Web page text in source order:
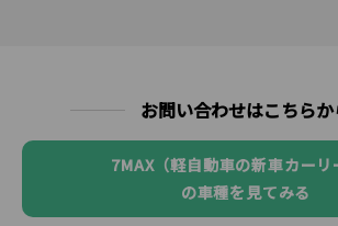
お問い合わせはこちらか
7MAX（軽自動車の新車カーリ
の車種を見てみる